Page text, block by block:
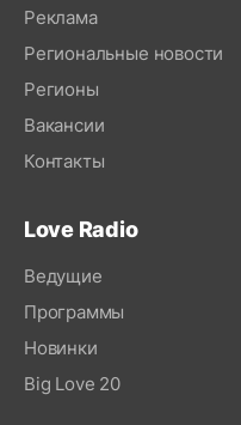
Реклама
Региональные новости
Регионы
Вакансии
Контакты
Love Radio
Ведущие
Программы
Новинки
Big Love 20